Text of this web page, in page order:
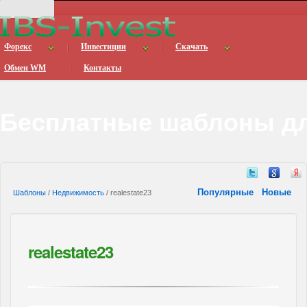
Форекс Инвестиции Скачать
Обмен WM Контакты
Шаблоны / Недвижимость / realestate23 Популярные Новые
realestate23